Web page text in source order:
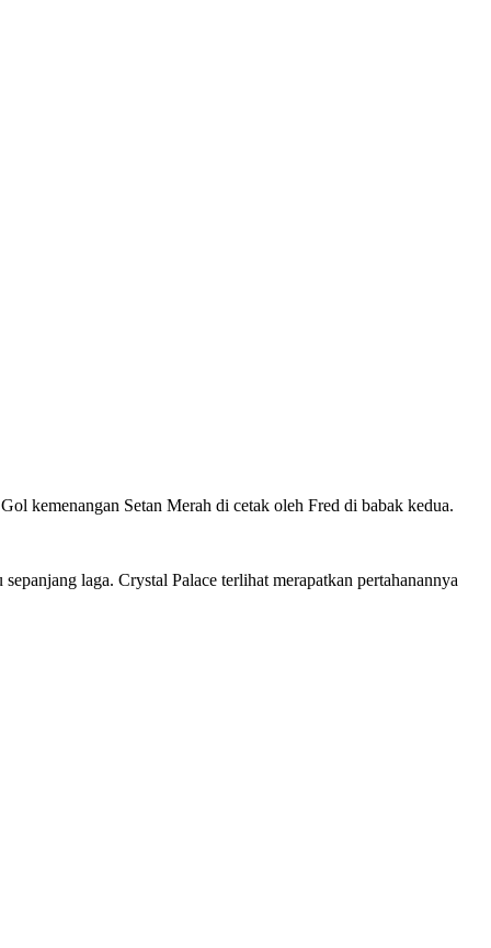
kemenangan Setan Merah di cetak oleh Fred di babak kedua.
laga. Crystal Palace terlihat merapatkan pertahanannya